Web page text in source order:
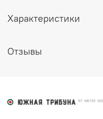
Характеристики
Отзывы